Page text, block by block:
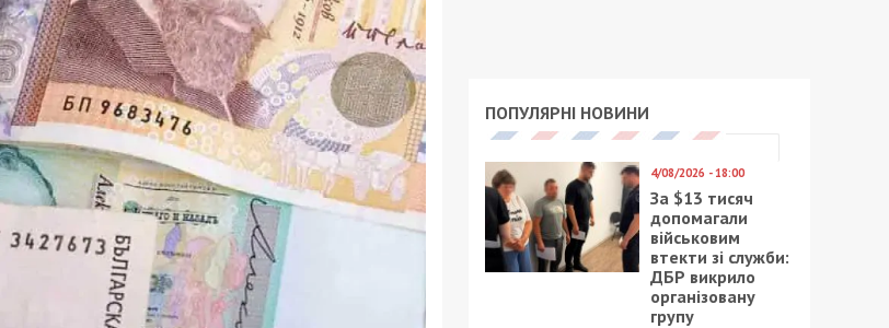
ПОПУЛЯРНІ НОВИНИ
4/08/2026 - 18:00
За $13 тисяч
допомагали
військовим
втекти зі служби:
ДБР викрило
організовану
групу